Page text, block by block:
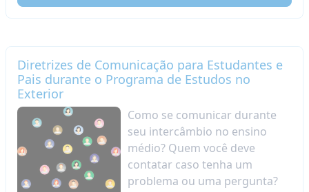
Diretrizes de Comunicação para Estudantes e
Pais durante o Programa de Estudos no
Exterior
Como se comunicar durante
seu intercâmbio no ensino
médio? Quem você deve
contatar caso tenha um
problema ou uma pergunta?